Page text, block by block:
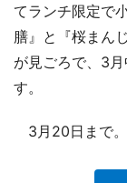
てランチ限定で
膳』と『桜まん
が見ごろで、3
す。
3月20日まで。